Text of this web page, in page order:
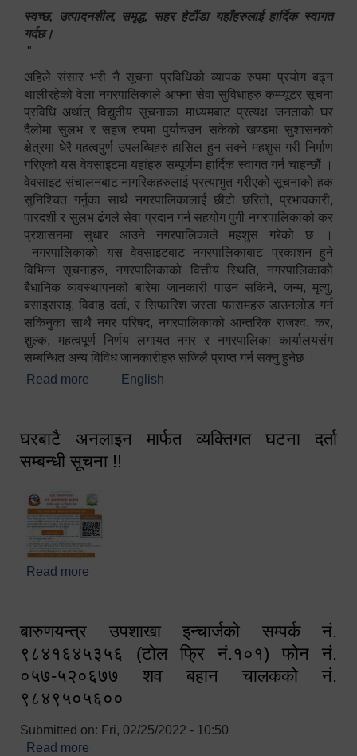
स्वच्छ, उत्पादनशील, समृद्ध, सहर हेटौंडा यहाँहरुलाई हार्दिक स्वागत
गर्दछ।
"
अहिले संसार भरी नै सूचना प्रविधिको व्यापक रुपमा प्रयोग बढ्न
थालीरहेको वेला नगरपालिकाले आफ्ना सेवा सुविधाहरु कम्प्यूटर सूचना
प्रविधि अर्थात् विद्युतीय सूचनाका माध्यमबाट प्रत्यक्ष जनताको घर
दैलोमा सुलभ र सहज रुपमा पुर्याचउन सकेको खण्डमा सुशासनको
क्षेत्रमा धेरै महत्वपुर्ण उपलब्धिहरु हासिल हुन सक्ने महशुस गरी निर्माण
गरिएको यस वेवसाइटमा यहांहरु सम्पूर्णमा हार्दिक स्वागत गर्न चाहन्छौं ।
वेवसाइट संचालनबाट नागरिकहरुलाई प्रत्याभुत गरीएको सूचनाको हक
सुनिश्चित गर्नुका साथै नगरपालिकालाई छीटो छरितो, प्रभावकारी,
पारदर्शी र सुलभ ढंगले सेवा प्रदान गर्न सहयोग पुगी नगरपालिकाको कर
प्रशासनमा सुधार आउने नगरपालिकाले महशुस गरेको छ ।
नगरपालिकाको यस वेवसाइटबाट नगरपालिकाबाट प्रकाशन हुने
विभिन्न सूचनाहरु, नगरपालिकाको वित्तीय स्थिति, नगरपालिकाको
बैधानिक व्यवस्थापनको बारेमा जानकारी पाउन सकिने, जन्म, मृत्यु,
बसाइसराइ, विवाह दर्ता, र सिफारिश जस्ता फारामहरु डाउनलोड गर्न
सकिनुका साथै नगर परिषद, नगरपालिकाको आन्तरिक राजश्व, कर,
शुल्क, महत्वपूर्ण निर्णय लगायत नगर र नगरपालिका कार्यालयसंग
सम्बन्धित अन्य विविध जानकारीहरु सजिलै प्राप्त गर्न सक्नु हुनेछ ।
Read more about स्वागतम!!!
English
घरबाटै अनलाइन मार्फत व्यक्तिगत घटना दर्ता
सम्बन्धी सूचना !!
Read more
बारुणयन्त्र उपशाखा इन्चार्जको सम्पर्क नं.
९८४१६४५३५६ (टोल फ्रि नं.१०१) फोन नं.
०५७-५२०६७७ शव बहान चालकको नं.
९८४९५०५६००
Submitted on: Fri, 02/25/2022 - 10:50
Read more